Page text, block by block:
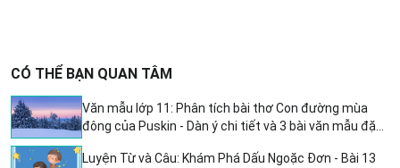
CÓ THỂ BẠN QUAN TÂM
Văn mẫu lớp 11: Phân tích bài thơ Con đường mùa
đông của Puskin - Dàn ý chi tiết và 3 bài văn mẫu đặc
Luyện Từ và Câu: Khám Phá Dấu Ngoặc Đơn - Bài 13